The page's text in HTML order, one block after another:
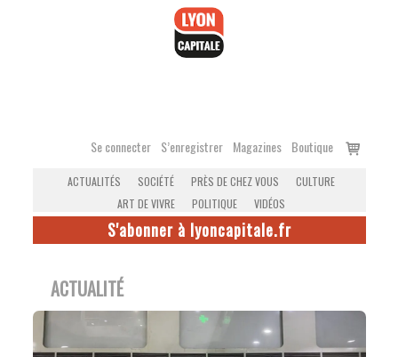
Se connecter S’enregistrer Magazines Boutique
Voir
ACTUALITÉS SOCIÉTÉ PRÈS DE CHEZ VOUS
CULTURE
ART DE VIVRE
POLITIQUE VIDÉOS
S'abonner à lyoncapitale.fr
ACTUALITÉ